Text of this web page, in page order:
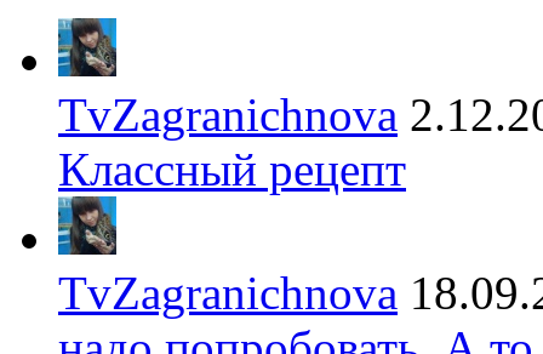
TvZagranichnova
Классный рецепт
TvZagranichnova